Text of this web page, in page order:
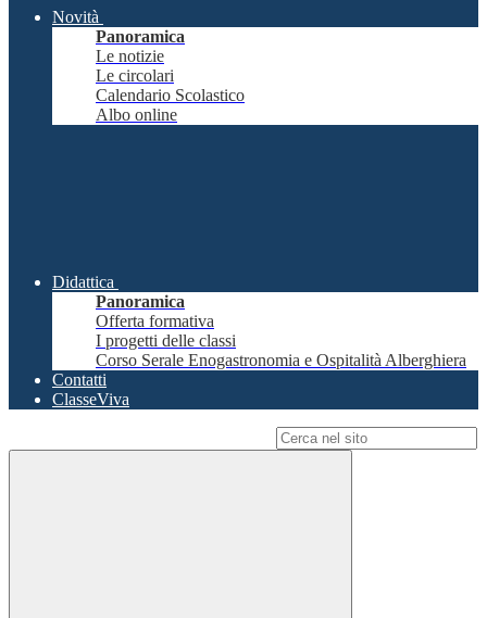
Novità
Panoramica
Le notizie
Le circolari
Calendario Scolastico
Albo online
Didattica
Panoramica
Offerta formativa
I progetti delle classi
Corso Serale Enogastronomia e Ospitalità Alberghiera
Contatti
ClasseViva